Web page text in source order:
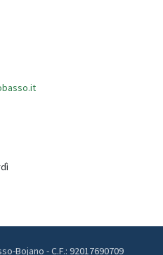
Bojano - C.F.: 92017690709